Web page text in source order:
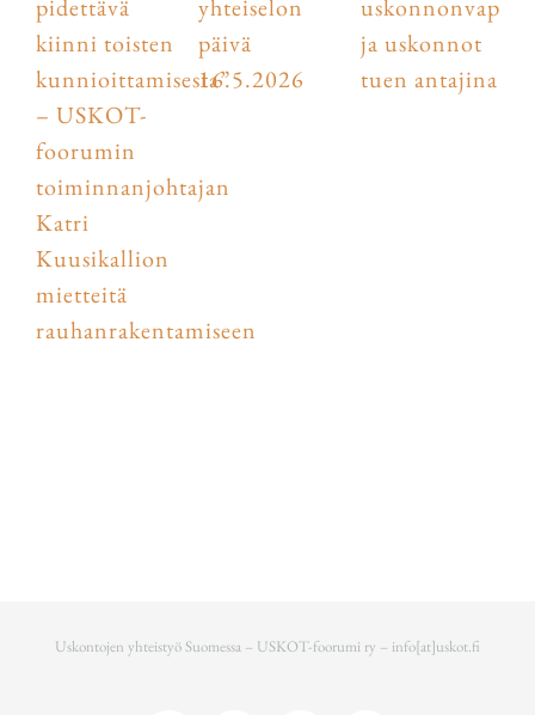
pidettävä
kiinni toisten
kunnioittamisesta”
– USKOT-
foorumin
toiminnanjohtajan
Katri
Kuusikallion
mietteitä
rauhanrakentamiseen
yhteiselon
päivä
16.5.2026
uskonnonvapaus
ja uskonnot
tuen antajina
Uskontojen yhteistyö Suomessa – USKOT-foorumi ry – info[at]uskot.fi